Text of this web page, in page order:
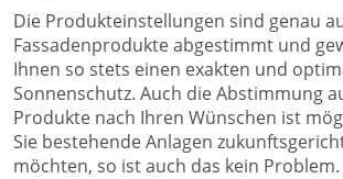
Die Produkteinstellungen sind genau
Fassadenprodukte abgestimmt und
Ihnen so stets einen exakten und
Sonnenschutz. Auch die Abstimmung
Produkte nach Ihren Wünschen ist
Sie bestehende Anlagen
möchten, so ist auch das kein Problem.